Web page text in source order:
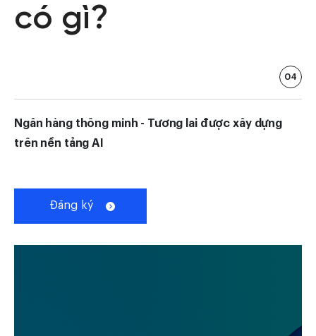
có gì?
04
Ngân hàng thông minh - Tương lai được xây dựng
trên nền tảng AI
Đăng ký